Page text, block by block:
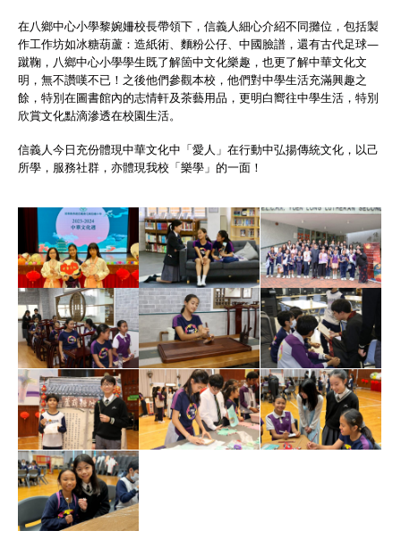
在八鄉中心小學黎婉姍校長帶領下，信義人細心介紹不同攤位，包括製
作工作坊如冰糖葫蘆：造紙術、麵粉公仔、中國臉譜，還有古代足球—
蹴鞠，八鄉中心小學學生既了解箇中文化樂趣，也更了解中華文化文
明，無不讚嘆不已！之後他們參觀本校，他們對中學生活充滿興趣之
餘，特別在圖書館內的志情軒及茶藝用品，更明白嚮往中學生活，特別
欣賞文化點滴滲透在校園生活。
信義人今日充份體現中華文化中「愛人」在行動中弘揚傳統文化，以己
所學，服務社群，亦體現我校「樂學」的一面！